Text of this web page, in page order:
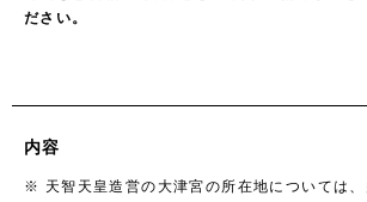
ださい。
内容
※ 天智天皇造営の大津宮の所在地については